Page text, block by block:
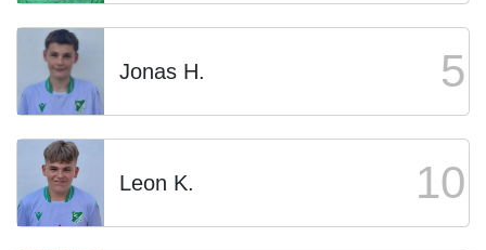
Jonas H. 5
Leon K. 10